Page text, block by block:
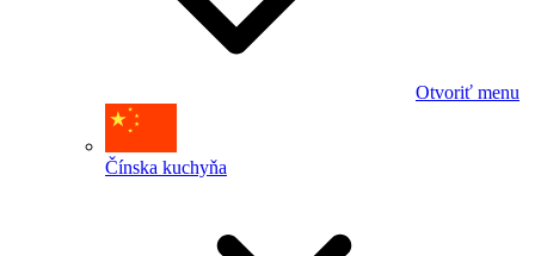
Otvoriť menu
Čínska kuchyňa